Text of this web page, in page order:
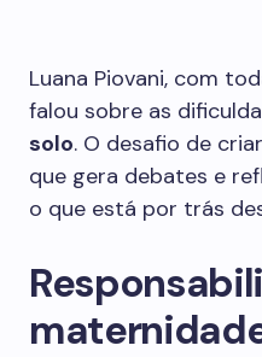
Luana Piovani, com
falou sobre as
solo. O desafio de
que gera debates e
o que está por trás